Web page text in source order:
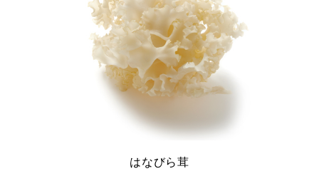
はなびら茸